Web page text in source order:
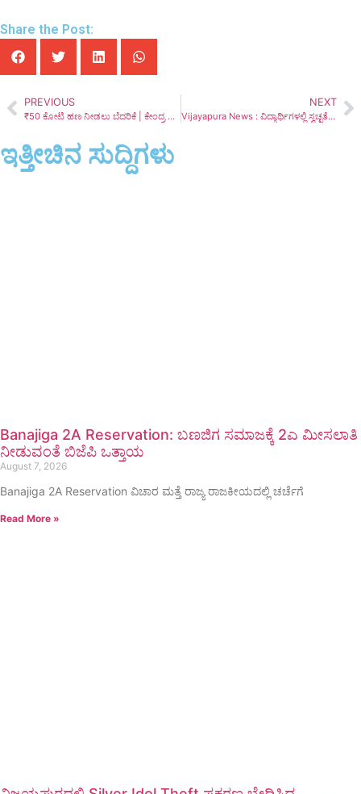
Share the Post:
PREVIOUS
₹50 ಕೋಟಿ ಹಣ ನೀಡಲು ಬೆದರಿಕೆ | ಕೇಂದ್ರ ಸಚಿವ ಎಚ್.ಡಿ. ಕುಮಾರಸ್ವಾಮಿ ವಿರುದ್ಧ ಉದ್ಯಮಿಯಿಂದ ದೂರು
NEXT
Vijayapura News : ವಿದ್ಯಾರ್ಥಿಗಳಲ್ಲಿ ಸ್ವಚ್ಛತೆ ಅರಿವು ಮೂಡಿಸಿದ ಲೊಯೋಲ ಕೈಗಾರಿಕಾ ತರಬೇತಿ ಸಂಸ್ಥೆ
ಇತ್ತೀಚಿನ ಸುದ್ದಿಗಳು
Banajiga 2A Reservation: ಬಣಜಿಗ ಸಮಾಜಕ್ಕೆ 2ಎ ಮೀಸಲಾತಿ
ನೀಡುವಂತೆ ಬಿಜೆಪಿ ಒತ್ತಾಯ
August 7, 2026
Banajiga 2A Reservation ವಿಚಾರ ಮತ್ತೆ ರಾಜ್ಯ ರಾಜಕೀಯದಲ್ಲಿ ಚರ್ಚೆಗೆ
Read More »